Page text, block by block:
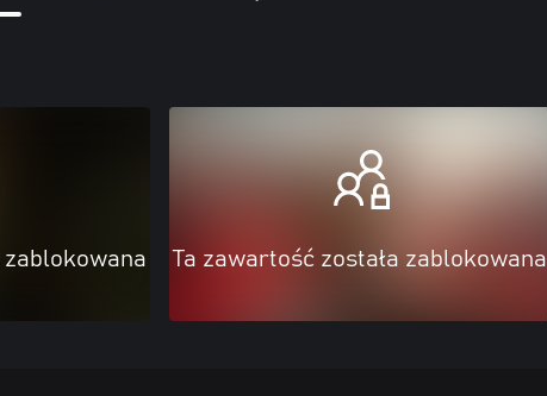
zablokowana Ta zawartość została zablokowana